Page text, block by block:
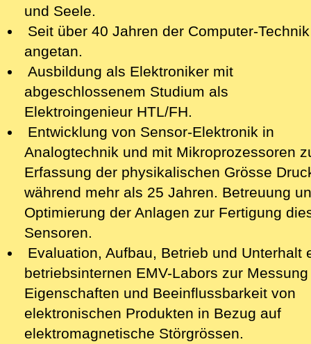
und Seele.
Seit über 40 Jahren der Computer-Technik
angetan.
Ausbildung als Elektroniker mit
abgeschlossenem Studium als
Elektroingenieur HTL/FH.
Entwicklung von Sensor-Elektronik in
Analogtechnik und mit Mikroprozessoren
Erfassung der physikalischen Grösse
während mehr als 25 Jahren. Betreuung
Optimierung der Anlagen zur Fertigung
Sensoren.
Evaluation, Aufbau, Betrieb und Unterhalt
betriebsinternen EMV-Labors zur
Eigenschaften und Beeinflussbarkeit von
elektronischen Produkten in Bezug auf
elektromagnetische Störgrössen.